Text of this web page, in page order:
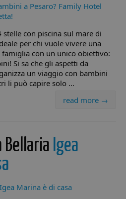
stelle con piscina sul mare di
per chi vuole vivere una
famiglia con un unico obiettivo:
Si sa che gli aspetti da
un viaggio con bambini
li può capire solo ...
read more →
Bellaria Igea